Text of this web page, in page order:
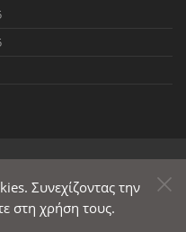
| Designed and Developedby
Συνεχίζοντας την
στη χρήση τους.